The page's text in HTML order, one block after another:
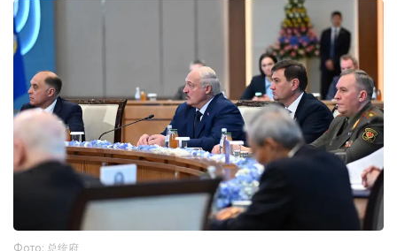
Фото: 总统府